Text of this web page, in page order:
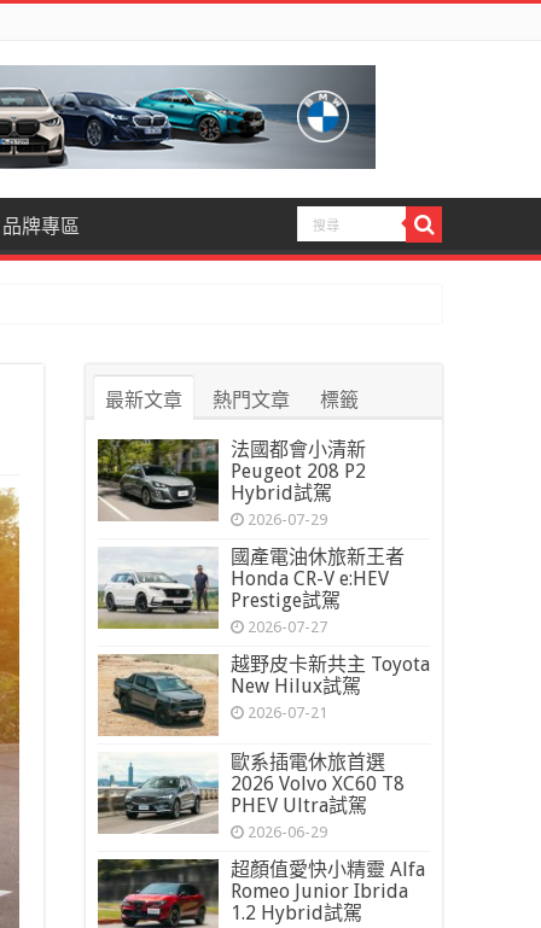
品牌專區
最新文章 熱門文章 標籤
法國都會小清新
Peugeot 208 P2
Hybrid試駕
2026-07-29
國產電油休旅新王者
Honda CR-V e:HEV
Prestige試駕
2026-07-27
越野皮卡新共主 Toyota
New Hilux試駕
2026-07-21
歐系插電休旅首選
2026 Volvo XC60 T8
PHEV Ultra試駕
2026-06-29
超顏值愛快小精靈 Alfa
Romeo Junior Ibrida
1.2 Hybrid試駕